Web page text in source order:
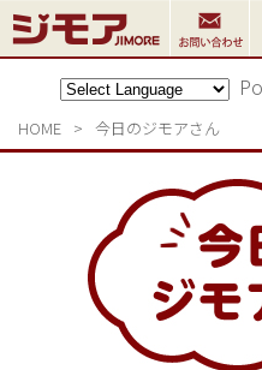
HOME > 今日のジモアさん